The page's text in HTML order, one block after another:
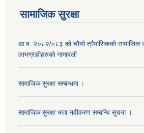
सामाजिक सुरक्षा
आ.ब. २०८२/०८३ को चौथो त्रैमासिकको सामाजिक
लाभग्राहीहरुको नामावली
सामाजिक सुरक्षा सम्बन्धमा ।
सामाजिक सुरक्षा भत्ता नवीकरण सम्बन्धि सूचना ।